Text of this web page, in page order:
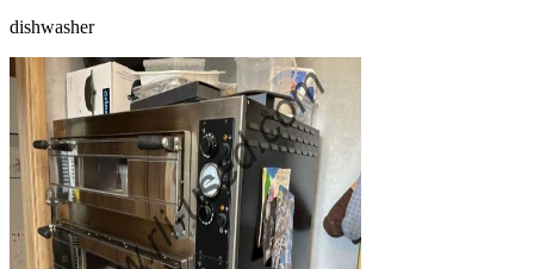
dishwasher